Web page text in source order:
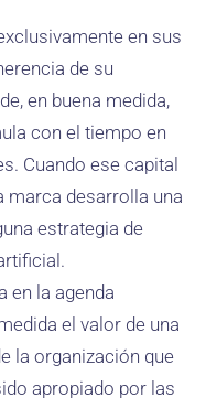
en sus
de su
en buena medida,
con el tiempo en
Cuando ese capital
marca desarrolla una
estrategia de
en la agenda
el valor de una
la organización que
apropiado por las